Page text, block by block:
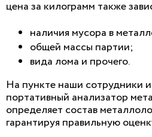
цена за килограмм также
наличия мусора в
общей массы партии;
вида лома и прочего.
На пункте наши сотрудники
портативный анализатор
определяет состав
гарантируя правильную